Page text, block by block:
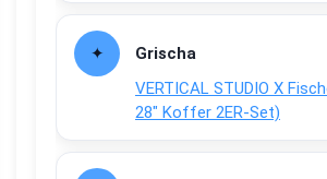
Grischa
VERTICAL STUDIO X
28″ Koffer 2ER-Set)